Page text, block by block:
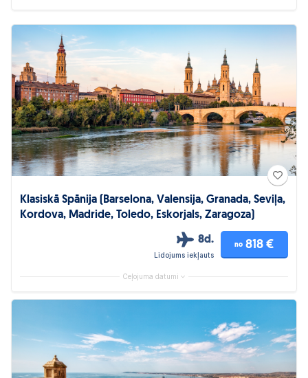
Klasiskā Spānija (Barselona, Valensija, Granada, Seviļa,
Kordova, Madride, Toledo, Eskorjals, Zaragoza)
8d.
Lidojums iekļauts
no 818 €
Ceļojuma datumi